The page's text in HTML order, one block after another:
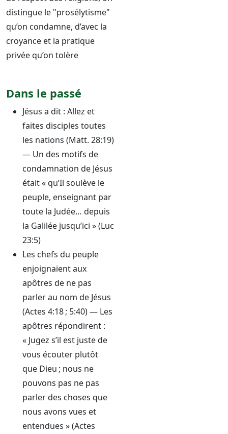
distingue le "prosélytisme"
qu’on condamne, d’avec la
croyance et la pratique
privée qu’on tolère
Dans le passé
Jésus a dit : Allez et
faites disciples toutes
les nations (Matt. 28:19)
— Un des motifs de
condamnation de Jésus
était « qu’Il soulève le
peuple, enseignant par
toute la Judée… depuis
la Galilée jusqu’ici » (Luc
23:5)
Les chefs du peuple
enjoignaient aux
apôtres de ne pas
parler au nom de Jésus
(Actes 4:18 ; 5:40) — Les
apôtres répondirent :
« Jugez s’il est juste de
vous écouter plutôt
que Dieu ; nous ne
pouvons pas ne pas
parler des choses que
nous avons vues et
entendues » (Actes